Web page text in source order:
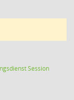
Session(Wird in